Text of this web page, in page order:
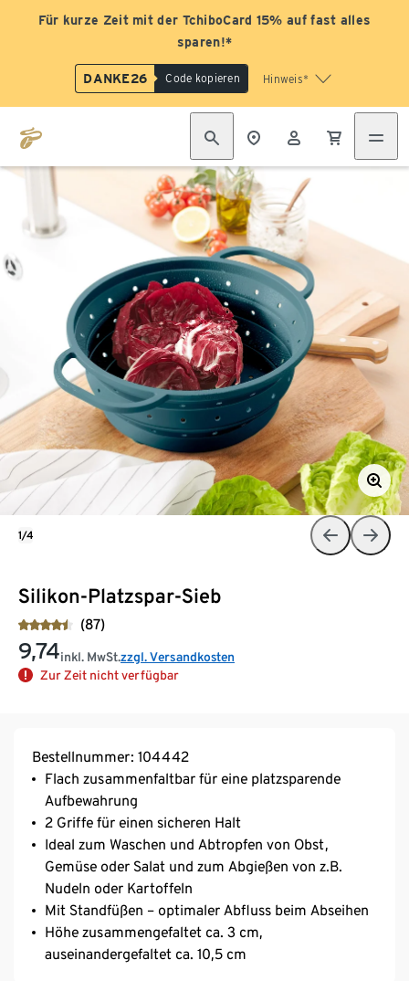
Für kurze Zeit mit der TchiboCard 15% auf fast alles
sparen!*
DANKE26 Code kopieren Hinweis*
Silikon-Platzspar-Sieb
(87)
9,74inkl. MwSt.zzgl. Versandkosten
Zur Zeit nicht verfügbar
1/4
Bestellnummer: 104442
Flach zusammenfaltbar für eine platzsparende
Aufbewahrung
2 Griffe für einen sicheren Halt
Ideal zum Waschen und Abtropfen von Obst,
Gemüse oder Salat und zum Abgießen von z.B.
Nudeln oder Kartoffeln
Mit Standfüßen – optimaler Abfluss beim Abseihen
Höhe zusammengefaltet ca. 3 cm,
auseinandergefaltet ca. 10,5 cm